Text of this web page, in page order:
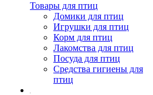
Товары для птиц
Домики для птиц
Игрушки для птиц
Корм для птиц
Лакомства для птиц
Посуда для птиц
Средства гигиены для
птиц